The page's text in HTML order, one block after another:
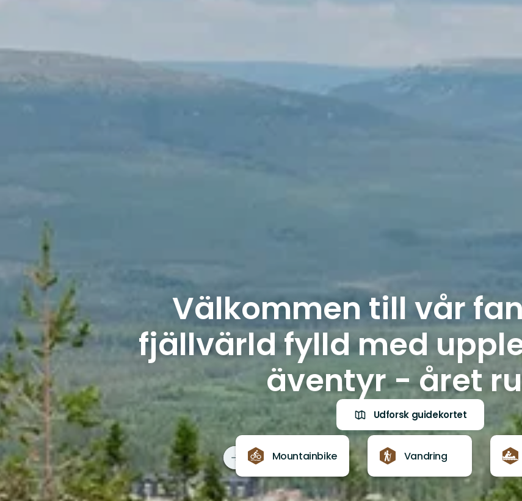
Välkommen till vår
fjällvärld fylld med
äventyr - året
Udforsk guidekortet
Mountainbike Vandring